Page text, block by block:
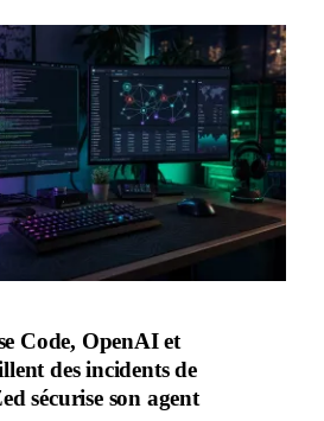
cinq résultats de niveau
internationales,
autres annonces sur les outils
le paysage des modèles
Code, OpenAI et
des incidents de
sécurise son agent